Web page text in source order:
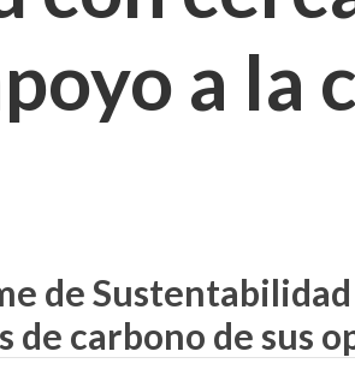
a la
de
carbono de sus